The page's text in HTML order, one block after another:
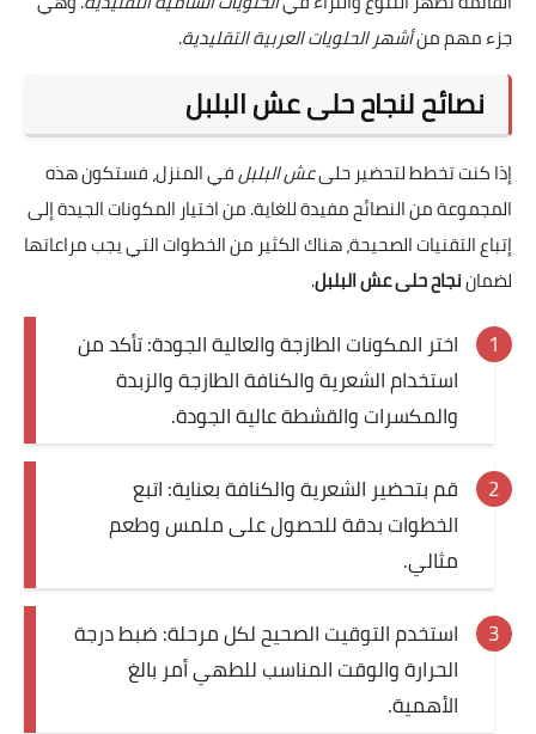
جزء مهم منأشهر الحلويات العربية التقليدية.
نصائح لنجاح حلى عش البلبل
إذا كنت تخطط لتحضير حلىعش البلبلفي المنزل، فستكون هذه
المجموعة من النصائح مفيدة للغاية. من اختيار المكونات الجيدة إلى
إتباع التقنيات الصحيحة، هناك الكثير من الخطوات التي يجب مراعاتها
لضماننجاح حلى عش البلبل.
اختر المكونات الطازجة والعالية الجودة: تأكد من
استخدام الشعرية والكنافة الطازجة والزبدة
والمكسرات والقشطة عالية الجودة.
قم بتحضير الشعرية والكنافة بعناية: اتبع
الخطوات بدقة للحصول على ملمس وطعم
مثالي.
استخدم التوقيت الصحيح لكل مرحلة: ضبط درجة
الحرارة والوقت المناسب للطهي أمر بالغ
الأهمية.